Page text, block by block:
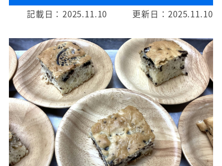
記載日： 2025.11.10 更新日： 2025.11.10